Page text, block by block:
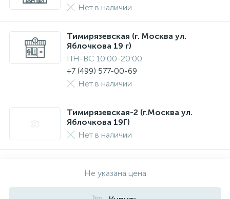
Нет в наличии
Тимирязевская (г. Москва ул.
Яблочкова 19 г)
ПН-ВС 10:00-20:00
+7 (499) 577-00-69
Нет в наличии
Тимирязевская-2 (г.Москва ул.
Яблочкова 19Г)
Нет в наличии
Не указана цена